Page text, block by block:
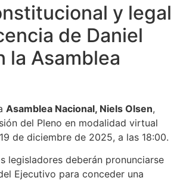
y legal
de Daniel
la Asamblea
Asamblea Nacional, Niels Olsen,
del Pleno en modalidad virtual
de diciembre de 2025, a las 18:00.
legisladores deberán pronunciarse
Ejecutivo para conceder una